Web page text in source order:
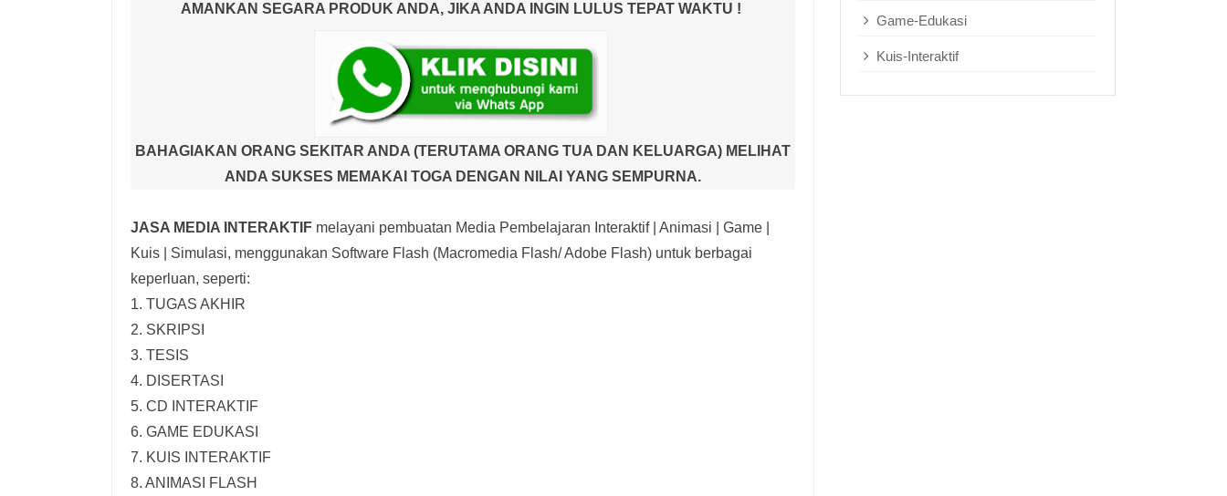
AMANKAN SEGARA PRODUK ANDA, JIKA ANDA INGIN LULUS TEPAT WAKTU !
BAHAGIAKAN ORANG SEKITAR ANDA (TERUTAMA ORANG TUA DAN KELUARGA) MELIHAT
ANDA SUKSES MEMAKAI TOGA DENGAN NILAI YANG SEMPURNA.
JASA MEDIA INTERAKTIF melayani pembuatan Media Pembelajaran Interaktif| Animasi | Game |
Kuis | Simulasi, menggunakan Software Flash (Macromedia Flash/ Adobe Flash) untuk berbagai
keperluan, seperti:
1. TUGAS AKHIR
2. SKRIPSI
3. TESIS
4. DISERTASI
5. CD INTERAKTIF
6. GAME EDUKASI
7. KUIS INTERAKTIF
8. ANIMASI FLASH
Game-Edukasi
Kuis-Interaktif